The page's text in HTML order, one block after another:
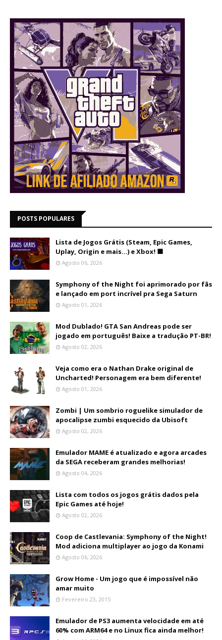
POSTS POPULARES
Lista de Jogos Grátis (Steam, Epic Games,
Uplay, Origin e mais...) e Xbox! 🟩
Agosto 06, 2026
Symphony of the Night foi aprimorado por fãs
e lançado em port incrível pra Sega Saturn
Agosto 01, 2026
Mod Dublado! GTA San Andreas pode ser
jogado em português! Baixe a tradução PT-BR!
Agosto 02, 2026
Veja como era o Nathan Drake original de
Uncharted! Personagem era bem diferente!
Agosto 01, 2026
Zombi | Um sombrio roguelike simulador de
apocalipse zumbi esquecido da Ubisoft
Agosto 02, 2026
Emulador MAME é atualizado e agora arcades
da SEGA receberam grandes melhorias!
Agosto 04, 2026
Lista com todos os jogos grátis dados pela
Epic Games até hoje!
Agosto 02, 2026
Coop de Castlevania: Symphony of the Night!
Mod adiciona multiplayer ao jogo da Konami
Agosto 06, 2026
Grow Home - Um jogo que é impossível não
amar muito
Fevereiro 23, 2015
Emulador de PS3 aumenta velocidade em até
60% com ARM64 e no Linux fica ainda melhor!